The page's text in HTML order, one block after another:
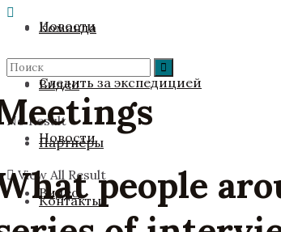
Новости
Видео
Партнёры
Контакты
Команда
Следить за экспедицией
Новости
Видео
No Result
View All Resultpeople